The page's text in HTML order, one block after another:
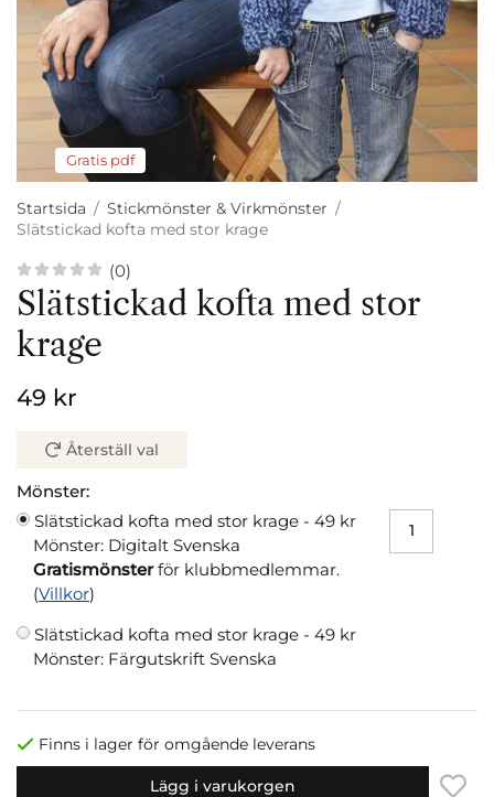
Gratis pdf
Startsida / Stickmönster & Virkmönster /
Slätstickad kofta med stor krage
(0)
Slätstickad kofta med stor
krage
49 kr
Återställ val
Mönster:
Slätstickad kofta med stor krage - 49 kr
Mönster: Digitalt Svenska
Gratismönsterför klubbmedlemmar.
(Villkor)
Slätstickad kofta med stor krage - 49 kr
Mönster: Färgutskrift Svenska
Finns i lager för omgående leverans
Lägg i varukorgen